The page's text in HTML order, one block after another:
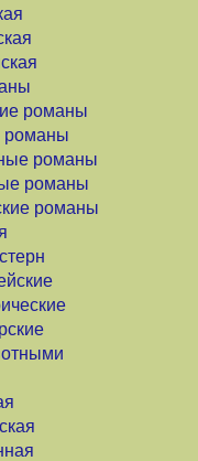
романы
романы
романы
романы
романы